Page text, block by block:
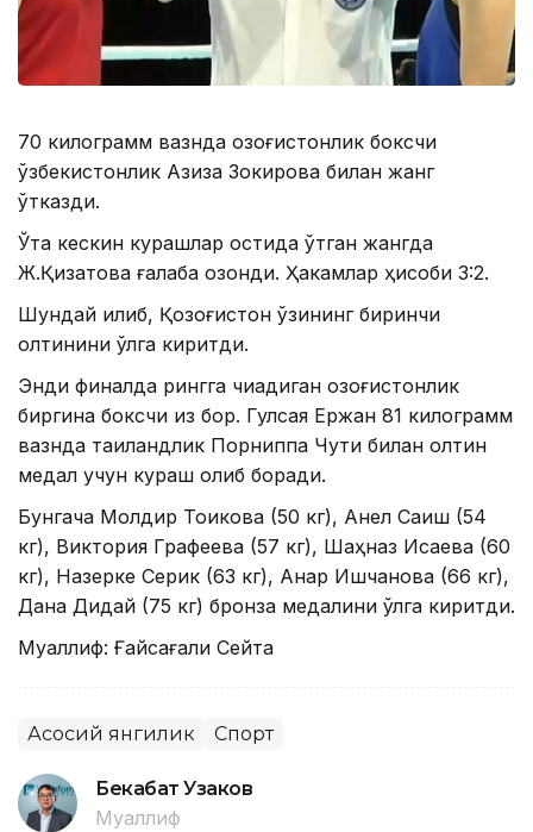
70 килограмм вазнда қозоғистонлик боксчи
ўзбекистонлик Азиза Зокирова билан жанг
ўтказди.
Ўта кескин курашлар остида ўтган жангда
Ж.Қизатова ғалаба қозонди. Ҳакамлар ҳисоби 3:2.
Шундай қилиб, Қозоғистон ўзининг биринчи
олтинини қўлга киритди.
Энди финалда рингга чиқадиган қозоғистонлик
биргина боксчи қиз бор. Гулсая Ержан 81 килограмм
вазнда таиландлик Порниппа Чути билан олтин
медал учун кураш олиб боради.
Бунгача Молдир Тоикова (50 кг), Анел Сақиш (54
кг), Виктория Графеева (57 кг), Шаҳназ Исаева (60
кг), Назерке Серик (63 кг), Ақнар Ишчанова (66 кг),
Дана Дидай (75 кг) бронза медалини қўлга киритди.
Муаллиф: Ғайсағали Сейтақ
Асосий янгилик Спорт
Бекабат Узаков
Муаллиф